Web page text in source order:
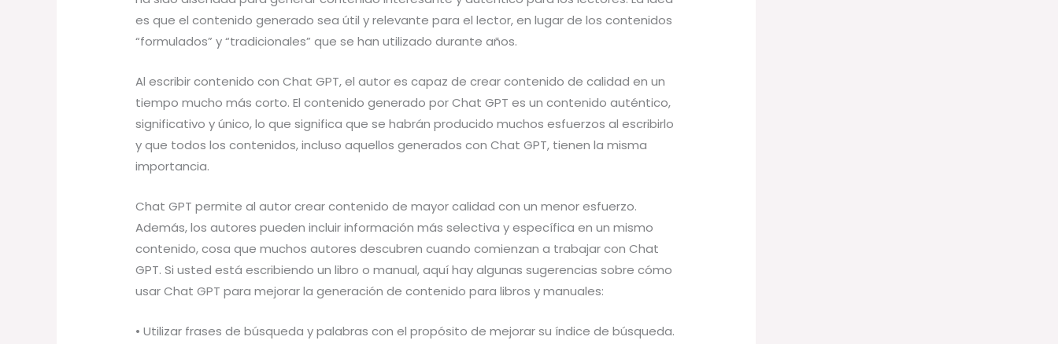
es que el contenido generado sea útil y relevante para el lector, en lugar de los contenidos
“formulados” y “tradicionales” que se han utilizado durante años.
Al escribir contenido con Chat GPT, el autor es capaz de crear contenido de calidad en un
tiempo mucho más corto. El contenido generado por Chat GPT es un contenido auténtico,
significativo y único, lo que significa que se habrán producido muchos esfuerzos al escribirlo
y que todos los contenidos, incluso aquellos generados con Chat GPT, tienen la misma
importancia.
Chat GPT permite al autor crear contenido de mayor calidad con un menor esfuerzo.
Además, los autores pueden incluir información más selectiva y específica en un mismo
contenido, cosa que muchos autores descubren cuando comienzan a trabajar con Chat
GPT. Si usted está escribiendo un libro o manual, aquí hay algunas sugerencias sobre cómo
usar Chat GPT para mejorar la generación de contenido para libros y manuales:
• Utilizar frases de búsqueda y palabras con el propósito de mejorar su índice de búsqueda.